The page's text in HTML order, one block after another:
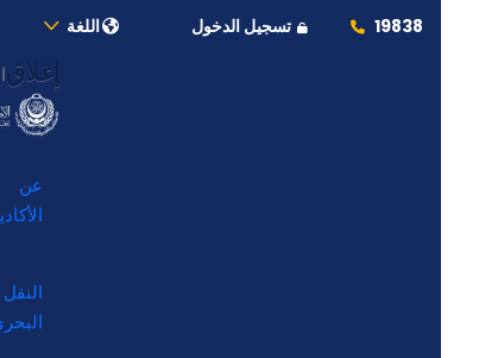
19838 تسجيل الدخول اللغة
إغلاق
عن
النقل